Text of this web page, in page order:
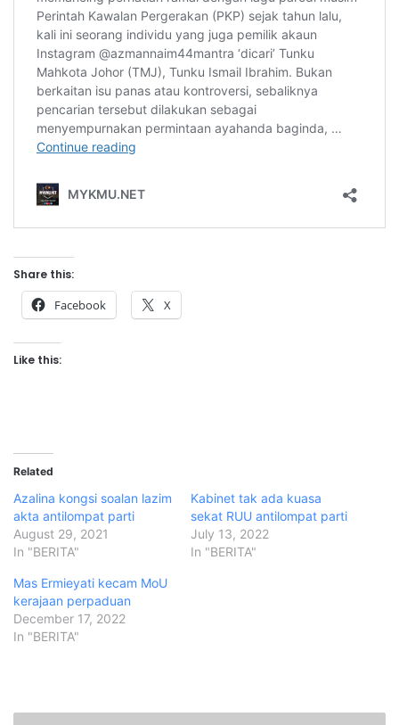
Share this:
Facebook X
Like this:
Related
Azalina kongsi soalan lazim
akta antilompat parti
August 29, 2021
In "BERITA"
Kabinet tak ada kuasa
sekat RUU antilompat parti
July 13, 2022
In "BERITA"
Mas Ermieyati kecam MoU
kerajaan perpaduan
December 17, 2022
In "BERITA"